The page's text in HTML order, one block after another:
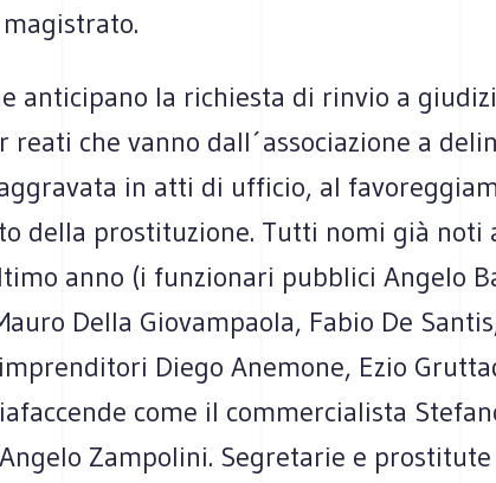
anticipano la richiesta di rinvio a
reati che vanno dall´associazione a
in atti di ufficio, al
della prostituzione. Tutti nomi già noti
anno (i funzionari pubblici Angelo
Della Giovampaola, Fabio De
Diego Anemone, Ezio
come il commercialista
Zampolini. Segretarie e